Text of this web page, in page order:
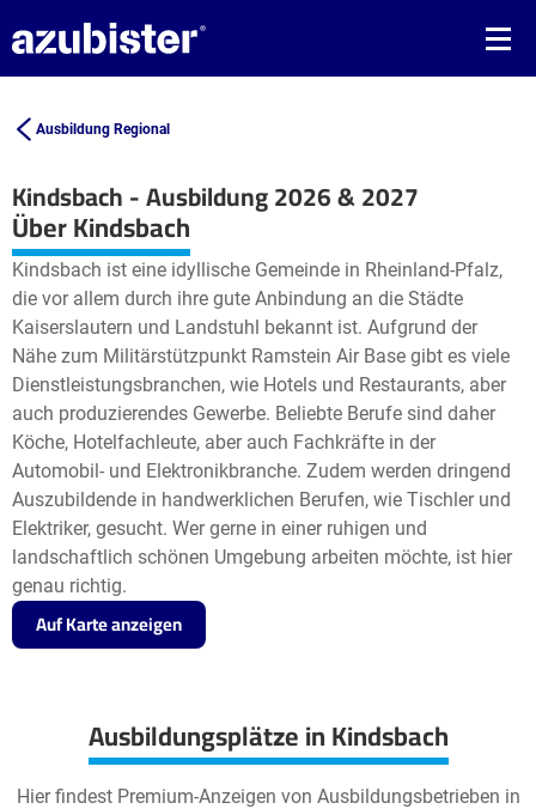
Ausbildung Regional
Kindsbach - Ausbildung 2026 & 2027
+
−
Leaflet| ©OpenStreetMap2
Über Kindsbach
Kindsbach ist eine idyllische Gemeinde in Rheinland-Pfalz,
die vor allem durch ihre gute Anbindung an die Städte
Kaiserslautern und Landstuhl bekannt ist. Aufgrund der
Nähe zum Militärstützpunkt Ramstein Air Base gibt es viele
Dienstleistungsbranchen, wie Hotels und Restaurants, aber
auch produzierendes Gewerbe. Beliebte Berufe sind daher
Köche, Hotelfachleute, aber auch Fachkräfte in der
Automobil- und Elektronikbranche. Zudem werden dringend
Auszubildende in handwerklichen Berufen, wie Tischler und
Elektriker, gesucht. Wer gerne in einer ruhigen und
landschaftlich schönen Umgebung arbeiten möchte, ist hier
genau richtig.
Auf Karte anzeigen
Ausbildungsplätze in Kindsbach
Hier findest Premium-Anzeigen von Ausbildungsbetrieben in